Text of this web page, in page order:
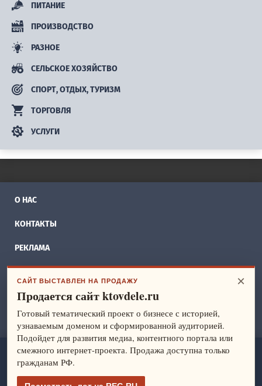
ПИТАНИЕ
ПРОИЗВОДСТВО
РАЗНОЕ
СЕЛЬСКОЕ ХОЗЯЙСТВО
СПОРТ, ОТДЫХ, ТУРИЗМ
ТОРГОВЛЯ
УСЛУГИ
О НАС
КОНТАКТЫ
РЕКЛАМА
СПРАВОЧНИК
ФРАНШИЗЫ
ktovdele.ru — идеи и ведение бизнеса. Все права защищены.
Политика конфиденциальности
×
САЙТ ВЫСТАВЛЕН НА ПРОДАЖУ
Продается сайт ktovdele.ru
Готовый тематический проект о бизнесе с историей,
узнаваемым доменом и сформированной аудиторией.
Подойдет для развития медиа, контентного портала или
смежного интернет-проекта. Продажа доступна только
гражданам РФ.